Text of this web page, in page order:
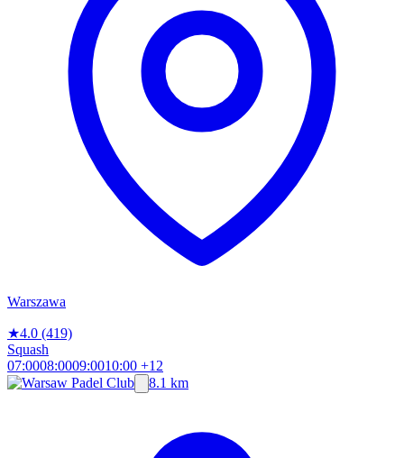
Warszawa
★4.0 (419)
Squash
07:0008:0009:0010:00 +12
8.1 km